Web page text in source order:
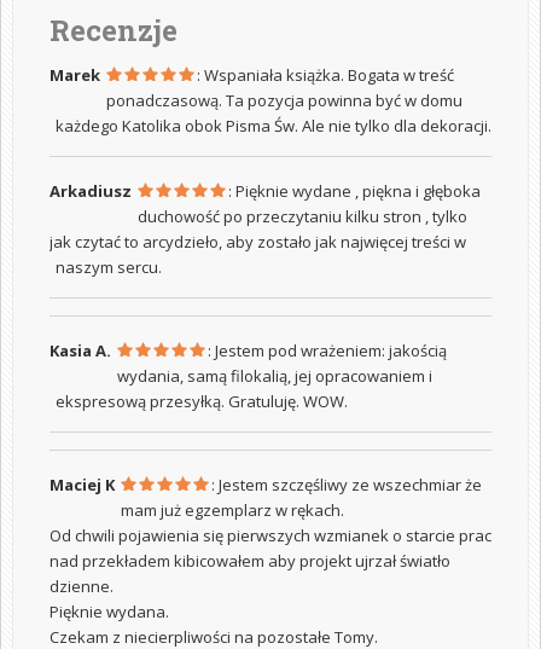
Recenzje
Marek
: Wspaniała książka. Bogata w treść
ponadczasową. Ta pozycja powinna być w domu
każdego Katolika obok Pisma Św. Ale nie tylko dla dekoracji.
Arkadiusz
: Pięknie wydane , piękna i głęboka
duchowość po przeczytaniu kilku stron , tylko
jak czytać to arcydzieło, aby zostało jak najwięcej treści w
naszym sercu.
Kasia A.
: Jestem pod wrażeniem: jakością
wydania, samą filokalią, jej opracowaniem i
ekspresową przesyłką. Gratuluję. WOW.
Maciej K
: Jestem szczęśliwy ze wszechmiar że
mam już egzemplarz w rękach.
Od chwili pojawienia się pierwszych wzmianek o starcie prac
nad przekładem kibicowałem aby projekt ujrzał światło
dzienne.
Pięknie wydana.
Czekam z niecierpliwości na pozostałe Tomy.